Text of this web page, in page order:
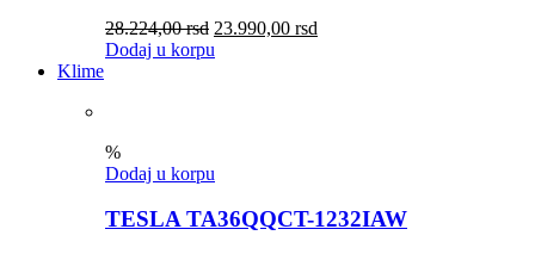
28.224,00rsd 23.990,00 rsd
Dodaj u korpu
Klime
%
Dodaj u korpu
TESLA TA36QQCT-1232IAW